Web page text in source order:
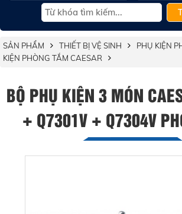
SẢN PHẨM THIẾT BỊ VỆ SINH PHỤ KIỆN
KIỆN PHÒNG TẮM CAESAR
BỘ PHỤ KIỆN 3 MÓN
+ Q7301V + Q7304V